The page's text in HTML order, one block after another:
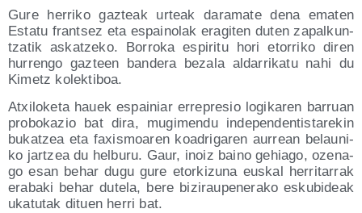
Gure herri­ko gaz­teak urteak dara­ma­te dena ema­ten
Esta­tu fran­tsez eta espai­no­lak era­gi­ten duten zapal­kun­
tza­tik askatze­ko. Borro­ka espi­ri­tu hori eto­rri­ko diren
hurren­go gaz­teen ban­de­ra beza­la alda­rri­ka­tu nahi du
Kimetz kolektiboa.
Atxi­lo­ke­ta hauek espai­niar erre­pre­sio logi­ka­ren barruan
pro­bo­ka­zio bat dira, mugi­men­du inde­pen­den­tis­ta­re­kin
bukatzea eta faxis­moa­ren koa­dri­ga­ren aurrean belau­ni­
ko jar­tzea du hel­bu­ru. Gaur, inoiz baino gehia­go, oze­na­
go esan behar dugu gure etor­ki­zu­na eus­kal herri­ta­rrak
era­ba­ki behar dute­la, bere bizi­rau­pe­ne­ra­ko esku­bi­deak
uka­tu­tak dituen herri bat.